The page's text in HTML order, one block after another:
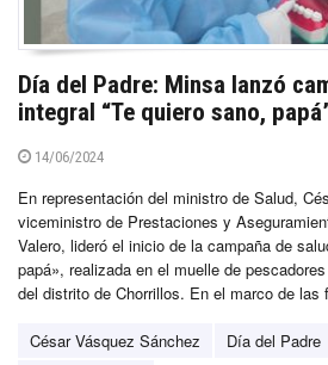
Día del Padre: Minsa lanzó
integral “Te quiero sano,
14/06/2024
En representación del ministro de Salud,
viceministro de Prestaciones y
Valero, lideró el inicio de la campaña de
papá», realizada en el muelle de
del distrito de Chorrillos. En el marco de las
César Vásquez Sánchez Día del Padre